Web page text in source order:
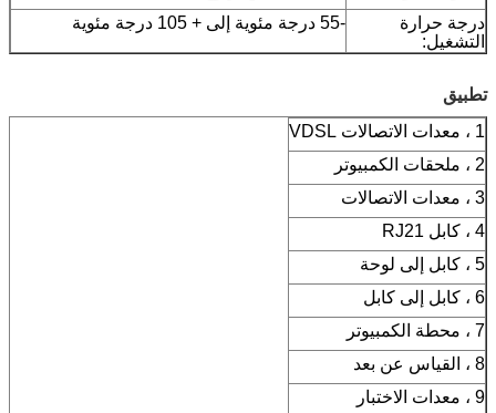
درجة حرارة
التشغيل:
-55 درجة مئوية إلى + 105 درجة مئوية
تطبيق
1 ، معدات الاتصالات VDSL
2 ، ملحقات الكمبيوتر
3 ، معدات الاتصالات
4 ، كابل RJ21
5 ، كابل إلى لوحة
6 ، كابل إلى كابل
7 ، محطة الكمبيوتر
8 ، القياس عن بعد
9 ، معدات الاختبار